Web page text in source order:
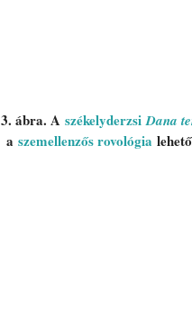
3. ábra. A székelyderzsi Dana
a szemellenzős rovológia